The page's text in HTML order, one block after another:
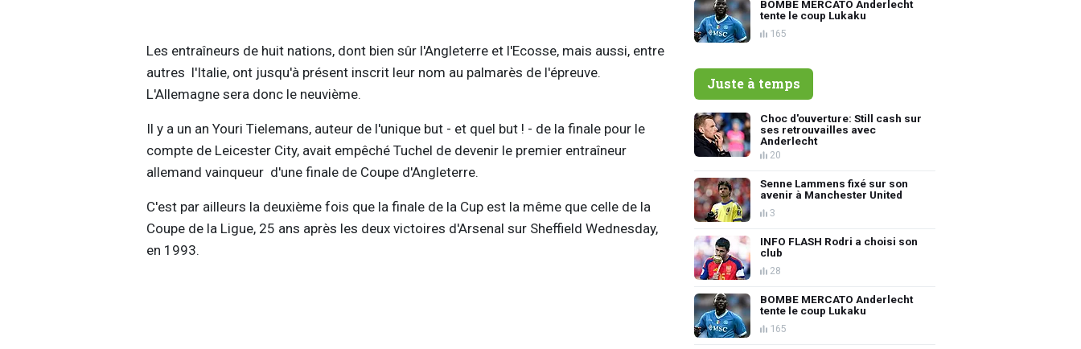
Les entraîneurs de huit nations, dont bien sûr l'Angleterre et l'Ecosse, mais aussi, entre
autres l'Italie, ont jusqu'à présent inscrit leur nom au palmarès de l'épreuve.
L'Allemagne sera donc le neuvième.
Il y a un an Youri Tielemans, auteur de l'unique but - et quel but ! - de la finale pour le
compte de Leicester City, avait empêché Tuchel de devenir le premier entraîneur
allemand vainqueur d'une finale de Coupe d'Angleterre.
C'est par ailleurs la deuxième fois que la finale de la Cup est la même que celle de la
Coupe de la Ligue, 25 ans après les deux victoires d'Arsenal sur Sheffield Wednesday,
en 1993.
BOMBE MERCATO Anderlecht
tente le coup Lukaku
165
Juste à temps
Choc d'ouverture: Still cash sur
ses retrouvailles avec
Anderlecht
20
Senne Lammens fixé sur son
avenir à Manchester United
3
INFO FLASH Rodri a choisi son
club
28
BOMBE MERCATO Anderlecht
tente le coup Lukaku
165